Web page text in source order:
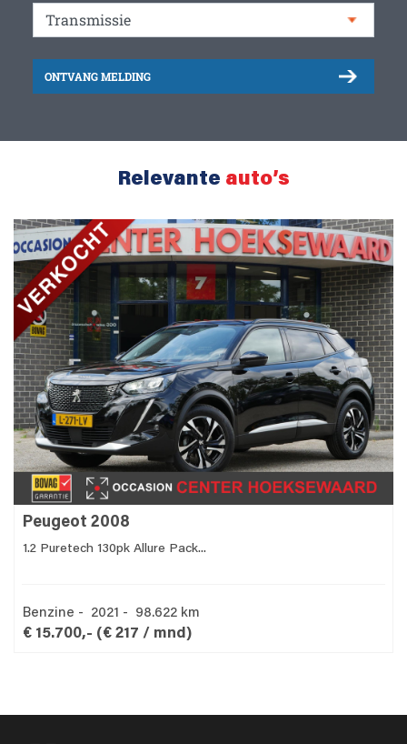
ONTVANG MELDING
Relevante auto’s
Peugeot 2008
1.2 Puretech 130pk Allure Pack...
Benzine - 2021 - 98.622 km
€ 15.700,- (€ 217 / mnd)